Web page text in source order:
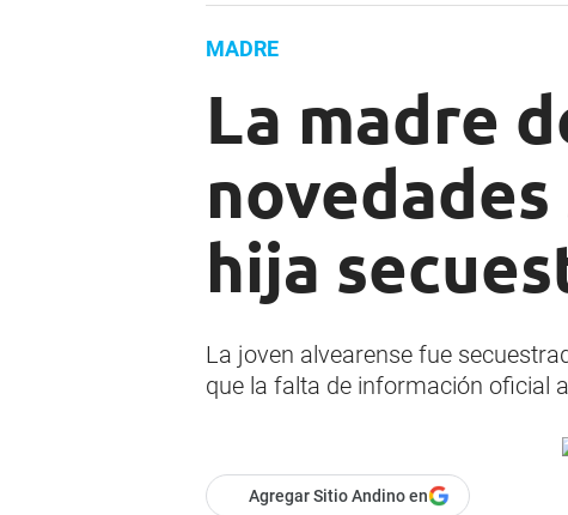
MADRE
La madre
hija
La joven alvearense fue
que la falta de información oficial
Agregar Sitio Andino en